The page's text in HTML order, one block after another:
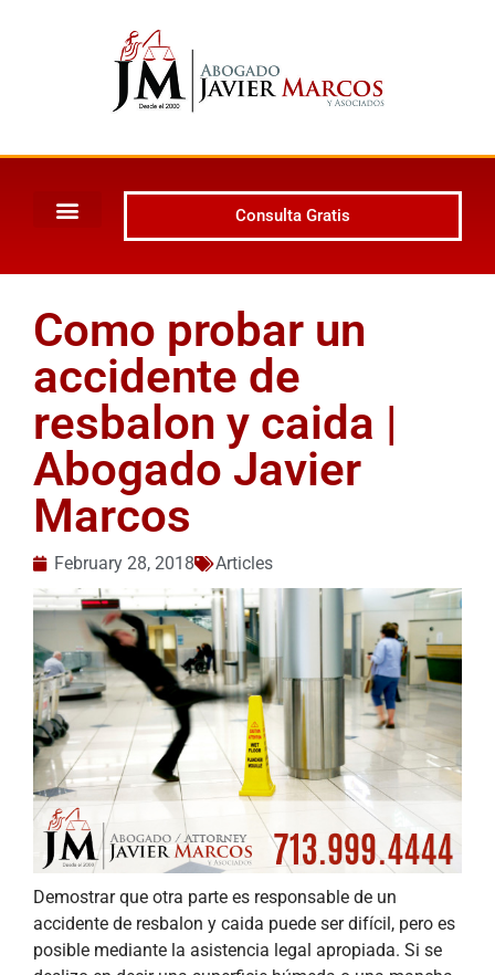
Consulta Gratis
Como probar un
accidente de
resbalon y caida |
Abogado Javier
Marcos
February 28, 2018 Articles
Demostrar que otra parte es responsable de un
accidente de resbalon y caida puede ser difícil, pero es
posible mediante la asistencia legal apropiada. Si se